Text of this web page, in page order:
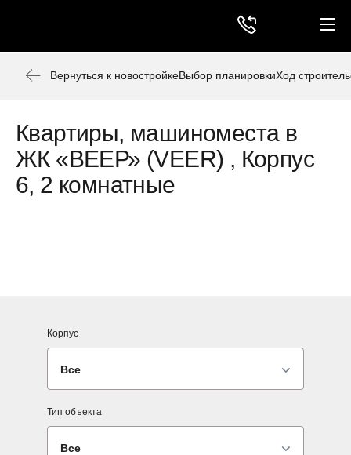
Вернуться к новостройкеВыбор планировкиХод
Квартиры, машиноместа в
ЖК «ВЕЕР» (VEER) , Корпус
6, 2 комнатные
Корпус
Все
Тип объекта
Все